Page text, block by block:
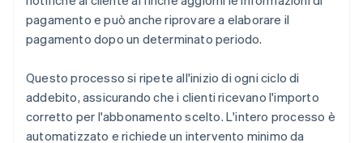
pagamento e può anche riprovare a elaborare il
pagamento dopo un determinato periodo.
Questo processo si ripete all'inizio di ogni ciclo di
addebito, assicurando che i clienti ricevano l'importo
corretto per l'abbonamento scelto. L'intero processo è
automatizzato e richiede un intervento minimo da